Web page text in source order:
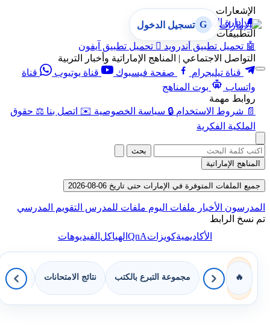
الإشعارات
🔔 إدارة الإشعارات
التطبيقات
🤖 تحميل تطبيق أندرويد  تحميل تطبيق آيفون
التواصل الاجتماعي | المناهج الإماراتية وأخبار التربية
قناة تيليجرام
صفحة فيسبوك قناة يوتيوب
قناة
واتساب
بوت المناهج
روابط مهمة
📄 شروط الاستخدام 🔒 سياسة الخصوصية ✉️ اتصل بنا ⚖️ حقوق
الملكية الفكرية
G تسجيل الدخول
بحث
المناهج الإماراتية
جميع الملفات المتوفرة في الإمارات حتى تاريخ 06-08-2026
المدرسون الأخبار ملفات اليوم ملفات للمدرس التقويم المدرسي
تم نسخ الرابط
الأكاديميةكويزاتQnAالهياكلالفيديوهات
🔥 مجموعة التبرع بالكتب نتائج الامتحانات